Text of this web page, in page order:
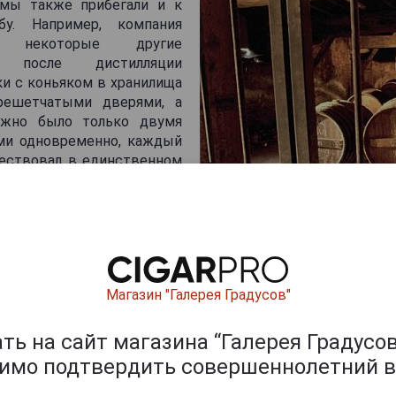
также прибегали и к
Например, компания
другие
после дистилляции
с коньяком в хранилища
дверями, а
было только двумя
одновременно, каждый
в единственном
«колдовал»
образом, когда в 1989
разрешили продавать миллезимные коньяки,
деньги. Помимо всего прочего, для миллезимных
выдержки в бочке, который должен быть не менее 10
Магазин "Галерея Градусов"
на сайт магазина “Галерея
подтвердить совершеннолетний